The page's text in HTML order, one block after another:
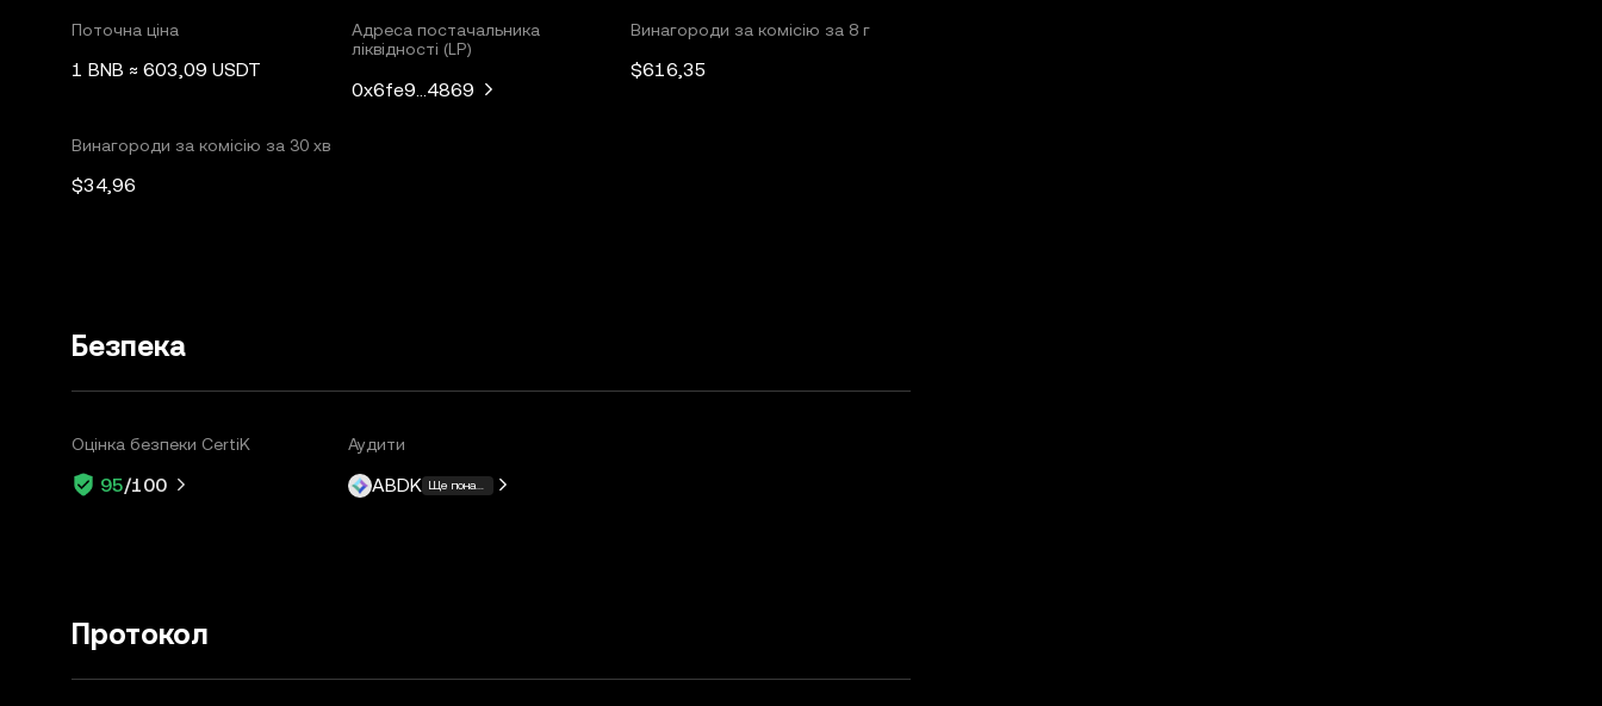
Поточна ціна
1 BNB ≈ 603,09 USDT
Адреса постачальника
ліквідності (LP)
0x6fe9...4869
Винагороди за комісію за 8 г
$616,35
Винагороди за комісію за 30 хв
$34,96
Безпека
Оцінка безпеки CertiK
95/100
Аудити
ABDK Ще понад 1
Протокол